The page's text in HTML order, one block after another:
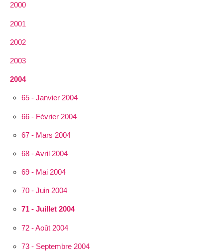
2000
2001
2002
2003
2004
65 - Janvier 2004
66 - Février 2004
67 - Mars 2004
68 - Avril 2004
69 - Mai 2004
70 - Juin 2004
71 - Juillet 2004
72 - Août 2004
73 - Septembre 2004